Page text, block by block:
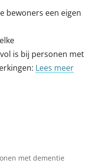
bewoners een eigen
is bij personen met
Lees meer
met dementie